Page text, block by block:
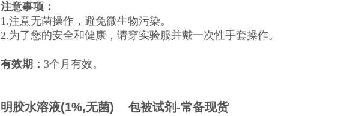
注意事项：
1.注意无菌操作，避免微生物污染。
2.为了您的安全和健康，请穿实验服并戴一次性手套操作。
有效期： 3个月有效。
明胶水溶液(1%,无菌) 包被试剂-常备现货